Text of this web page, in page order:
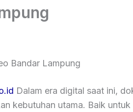
Bandar Lampung
Dalam era digital saat ini,
kebutuhan utama. Baik